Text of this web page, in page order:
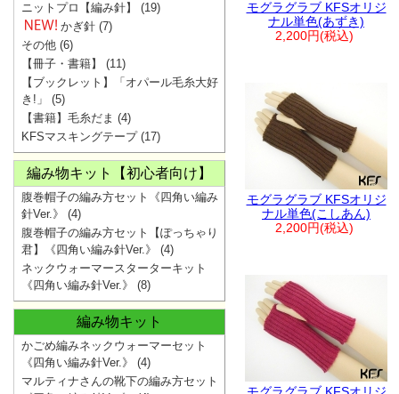
モグラグラブ KFSオリジ
ナル単色(あずき)
2,200円(税込)
モグラグラブ KFSオリジ
ナル単色(こしあん)
2,200円(税込)
ニットプロ【編み針】
(19)
かぎ針 (7)
その他 (6)
【冊子・書籍】
(11)
【ブックレット】「オパール毛糸大好
き!」
(5)
【書籍】毛糸だま (4)
KFSマスキングテープ(17)
編み物キット【初心者向け】
腹巻帽子の編み方セット《四角い編み
針Ver.》
(4)
腹巻帽子の編み方セット【ぽっちゃり
君】《四角い編み針Ver.》
(4)
ネックウォーマースターターキット
《四角い編み針Ver.》
(8)
編み物キット
かごめ編みネックウォーマーセット
《四角い編み針Ver.》
(4)
マルティナさんの靴下の編み方セット